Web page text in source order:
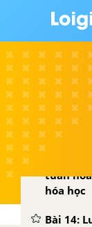
Bài 11:
đại
nguyên
Bài 12:
loại, tính
nguyên
tuần hoàn
Bài 13:
tuần
hóa học
Bài 14: